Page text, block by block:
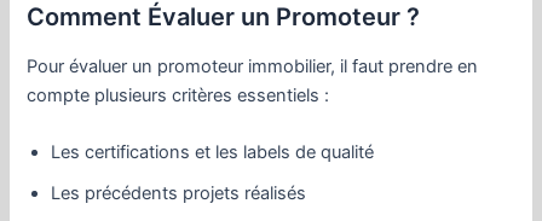
Comment Évaluer un Promoteur ?
Pour évaluer un promoteur immobilier, il faut prendre en
compte plusieurs critères essentiels :
Les certifications et les labels de qualité
Les précédents projets réalisés